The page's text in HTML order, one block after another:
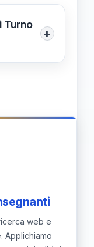
suo
lo porta
Turno
+
oggi in
sia
che
le
nel
web e
Applichiamo